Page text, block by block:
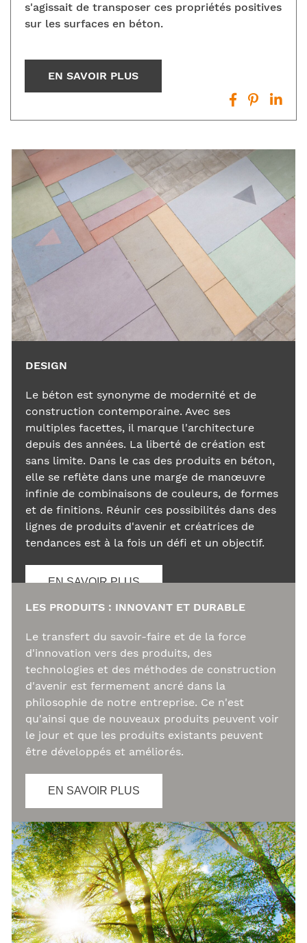
s'agissait de transposer ces propriétés positives
sur les surfaces en béton.
EN SAVOIR PLUS
DESIGN
Le béton est synonyme de modernité et de
construction contemporaine. Avec ses
multiples facettes, il marque l'architecture
depuis des années. La liberté de création est
sans limite. Dans le cas des produits en béton,
elle se reflète dans une marge de manœuvre
infinie de combinaisons de couleurs, de formes
et de finitions. Réunir ces possibilités dans des
lignes de produits d'avenir et créatrices de
tendances est à la fois un défi et un objectif.
EN SAVOIR PLUS
LES PRODUITS : INNOVANT ET DURABLE
Le transfert du savoir-faire et de la force
d'innovation vers des produits, des
technologies et des méthodes de construction
d'avenir est fermement ancré dans la
philosophie de notre entreprise. Ce n'est
qu'ainsi que de nouveaux produits peuvent voir
le jour et que les produits existants peuvent
être développés et améliorés.
EN SAVOIR PLUS